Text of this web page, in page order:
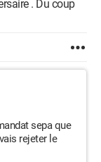
. Du coup
sepa que
rejeter le